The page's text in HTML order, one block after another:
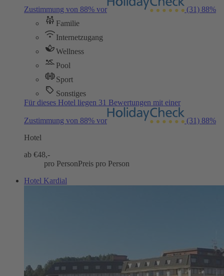
Zustimmung von 88% vor (31) 88%
Familie
Internetzugang
Wellness
Pool
Sport
Sonstiges
Für dieses Hotel liegen 31 Bewertungen mit einer
Zustimmung von 88% vor (31) 88%
Hotel
ab €48,-
pro PersonPreis pro Person
Hotel Kardial